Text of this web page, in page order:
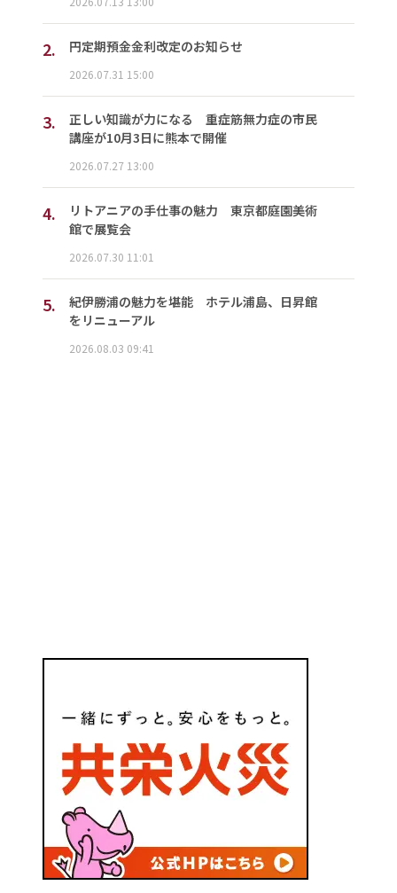
2. 円定期預金金利改定のお知らせ
2026.07.31 15:00
3.
正しい知識が力になる 重症筋無力症の市民
講座が10月3日に熊本で開催
2026.07.27 13:00
4.
リトアニアの手仕事の魅力 東京都庭園美術
館で展覧会
2026.07.30 11:01
5.
紀伊勝浦の魅力を堪能 ホテル浦島、日昇館
をリニューアル
2026.08.03 09:41